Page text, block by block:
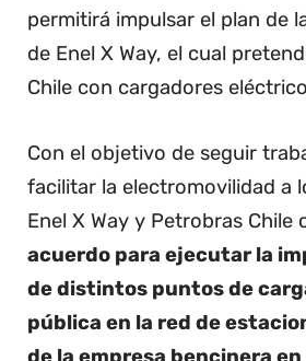
permitirá impulsar el plan de
de Enel X Way, el cual
Chile con cargadores
Con el objetivo de seguir
facilitar la electromovilidad a
Enel X Way y Petrobras
acuerdo para ejecutar la
de distintos puntos de
pública en la red de